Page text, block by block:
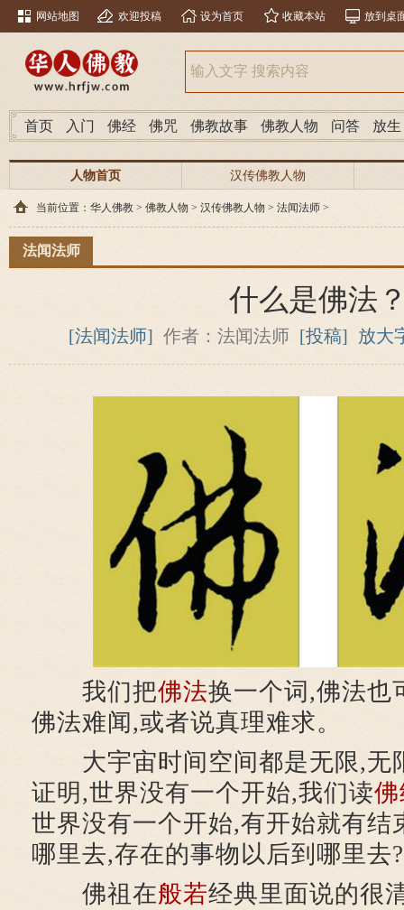
网站地图 欢迎投稿 设为首页 收藏本站 放到桌
首页 入门 佛经 佛咒 佛教故事 佛教人物 问答 放生
人物首页 汉传佛教人物
当前位置： 华人佛教 > 佛教人物 > 汉传佛教人物 > 法闻法师 >
法闻法师
什么是佛法
[法闻法师] 作者：法闻法师 [投稿] 放大
我们把佛法换一个词,佛法也
佛法难闻,或者说真理难求。
大宇宙时间空间都是无限,无
证明,世界没有一个开始,我们读
世界没有一个开始,有开始就有结
哪里去,存在的事物以后到哪里去?
佛祖在般若经典里面说的很